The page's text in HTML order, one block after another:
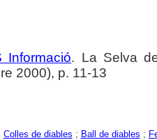
Informació. La Selva
2000), p. 11-13
Colles de diables ; Ball de diables ;